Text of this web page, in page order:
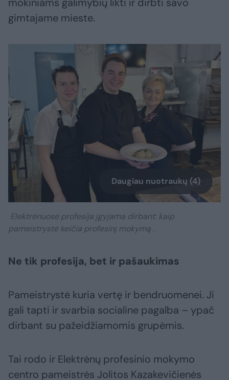
mokiniams galimybių likti ir dirbti savo
gimtajame mieste.
Daugiau nuotraukų (4)
Elektrėnuose profesija įgyjama dirbant: kaip
pameistrystė keičia profesinį mokymą .
Ne tik profesija, bet ir pašaukimas
Pameistrystė kuria vertę ir bendruomenei. Ji
gali tapti ir svarbia socialine pagalba – ypač
dirbant su pažeidžiamomis grupėmis.
Tai rodo ir Elektrėnų profesinio mokymo
centro pameistrės Jolitos Kazakevičienės